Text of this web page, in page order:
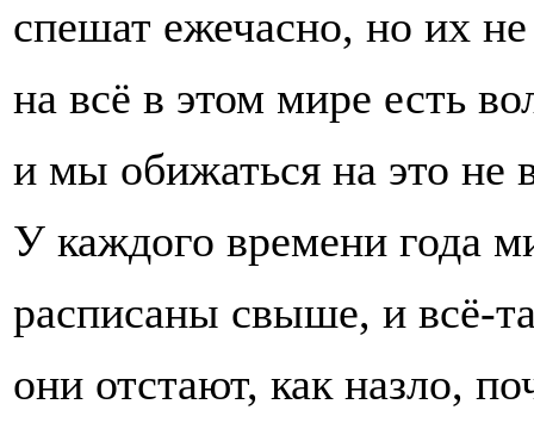
спешат ежечасно, но их
на всё в этом мире есть
и мы обижаться на это не
У каждого времени года
расписаны свыше, и всё-
они отстают, как назло,